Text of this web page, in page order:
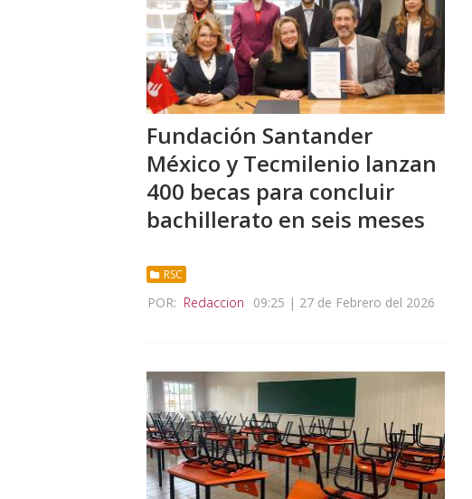
Fundación Santander
México y Tecmilenio lanzan
400 becas para concluir
bachillerato en seis meses
RSC
POR: Redaccion 09:25 | 27 de Febrero del 2026